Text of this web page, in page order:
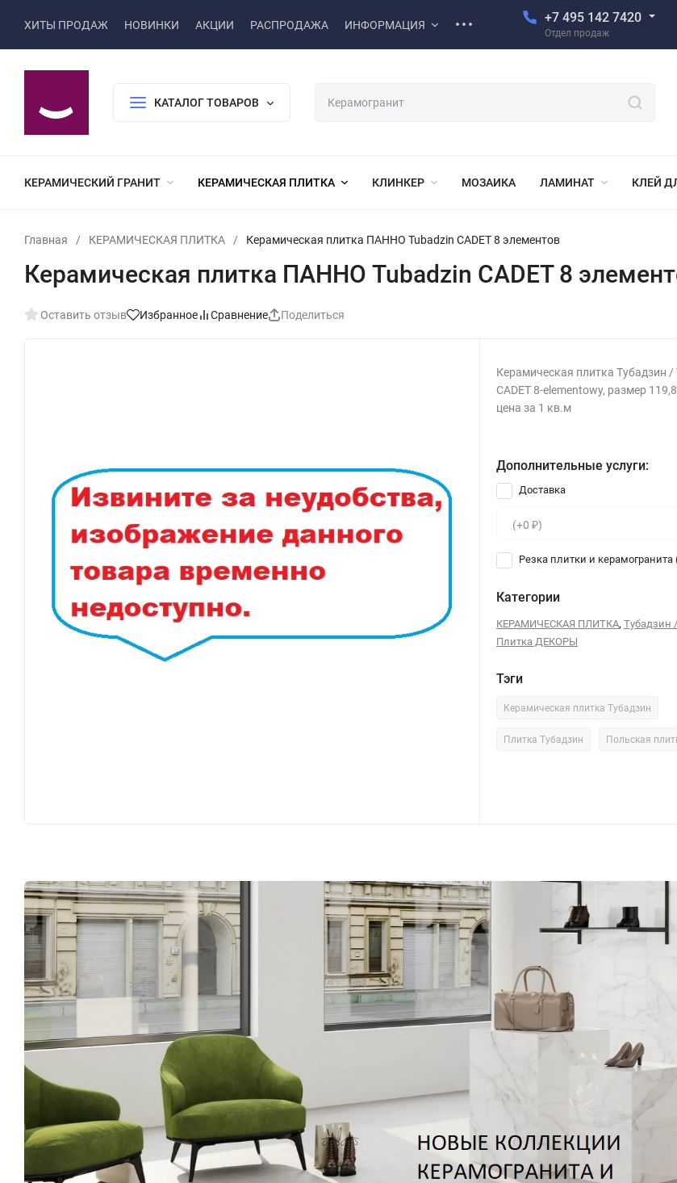
ХИТЫ ПРОДАЖ НОВИНКИ АКЦИИ РАСПРОДАЖА ИНФОРМАЦИЯ +7 495 142 7420
Отдел продаж
КАТАЛОГ ТОВАРОВ
КЕРАМИЧЕСКИЙ ГРАНИТ КЕРАМИЧЕСКАЯ ПЛИТКА КЛИНКЕР МОЗАИКА ЛАМИНАТ КЛЕЙ
Главная / КЕРАМИЧЕСКАЯ ПЛИТКА / Керамическая плитка ПАННО Tubadzin CADET 8 элементов
Керамическая плитка ПАННО Tubadzin CADET 8
Оставить отзыв Избранное Сравнение Поделиться
Керамическая плитка Тубадзин /
CADET 8-elementowy, размер
цена за 1 кв.м
Дополнительные услуги:
Доставка
Резка плитки и керамогранита
Категории
КЕРАМИЧЕСКАЯ ПЛИТКА,Тубадзин
Плитка ДЕКОРЫ
Тэги
Керамическая плитка Тубадзин
Плитка Тубадзин Польская